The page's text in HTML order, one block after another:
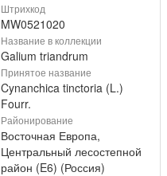
Штрихкод
MW0521020
Название в коллекции
Galium triandrum
Принятое название
Cynanchica tinctoria (L.)
Fourr.
Районирование
Восточная Европа,
Центральный лесостепной
район (E6) (Россия)